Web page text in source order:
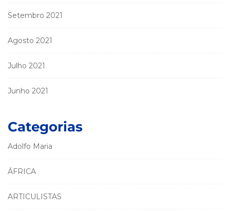
Setembro 2021
Agosto 2021
Julho 2021
Junho 2021
Categorias
Adolfo Maria
ÁFRICA
ARTICULISTAS